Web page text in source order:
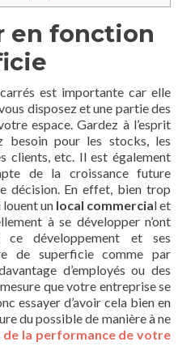
en fonction
est importante car elle
disposez et une partie des
espace. Gardez à l’esprit
besoin pour les stocks, les
clients, etc. Il est également
de la croissance future
décision. En effet, bien trop
louent un local commercial et
à se développer n’ont
développement et ses
de superficie comme par
d’employés ou des
que votre entreprise se
essayer d’avoir cela bien en
du possible de manière à ne
la performance de votre